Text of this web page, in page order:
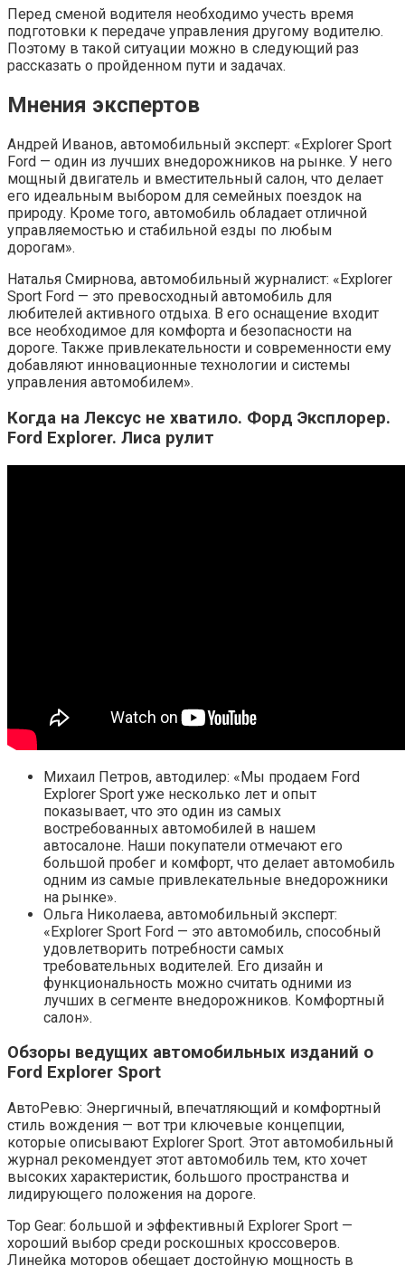
Перед сменой водителя необходимо учесть время
подготовки к передаче управления другому водителю.
Поэтому в такой ситуации можно в следующий раз
рассказать о пройденном пути и задачах.
Мнения экспертов
Андрей Иванов, автомобильный эксперт: «Explorer Sport
Ford — один из лучших внедорожников на рынке. У него
мощный двигатель и вместительный салон, что делает
его идеальным выбором для семейных поездок на
природу. Кроме того, автомобиль обладает отличной
управляемостью и стабильной езды по любым
дорогам».
Наталья Смирнова, автомобильный журналист: «Explorer
Sport Ford — это превосходный автомобиль для
любителей активного отдыха. В его оснащение входит
все необходимое для комфорта и безопасности на
дороге. Также привлекательности и современности ему
добавляют инновационные технологии и системы
управления автомобилем».
Когда на Лексус не хватило. Форд Эксплорер.
Ford Explorer. Лиса рулит
Михаил Петров, автодилер: «Мы продаем Ford
Explorer Sport уже несколько лет и опыт
показывает, что это один из самых
востребованных автомобилей в нашем
автосалоне. Наши покупатели отмечают его
большой пробег и комфорт, что делает автомобиль
одним из самые привлекательные внедорожники
на рынке».
Ольга Николаева, автомобильный эксперт:
«Explorer Sport Ford — это автомобиль, способный
удовлетворить потребности самых
требовательных водителей. Его дизайн и
функциональность можно считать одними из
лучших в сегменте внедорожников. Комфортный
салон».
Обзоры ведущих автомобильных изданий о
Ford Explorer Sport
АвтоРевю: Энергичный, впечатляющий и комфортный
стиль вождения — вот три ключевые концепции,
которые описывают Explorer Sport. Этот автомобильный
журнал рекомендует этот автомобиль тем, кто хочет
высоких характеристик, большого пространства и
лидирующего положения на дороге.
Top Gear: большой и эффективный Explorer Sport —
хороший выбор среди роскошных кроссоверов.
Линейка моторов обещает достойную мощность в